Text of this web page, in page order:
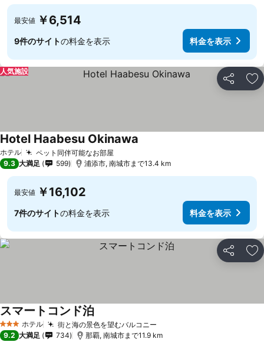
最安値 ￥6,514
9件のサイトの料金を表示 料金を表示
シェア お
人気施設
ホテル ペット同伴可能なお部屋料金を表示
Hotel Haabesu Okinawa
9.3 大満足 599 浦添市, 南城市まで13.4 km
最安値 ￥16,102
7件のサイトの料金を表示 料金を表示
シェア お
3 ホテルのランク
ホテル 街と海の景色を望むバルコニー
スマートコンド泊料金を表示
9.2 大満足 734 那覇, 南城市まで11.9 km